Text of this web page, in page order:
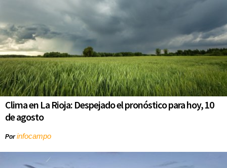
Clima en La Rioja: Despejado el pronóstico para hoy, 10
de agosto
Porinfocampo